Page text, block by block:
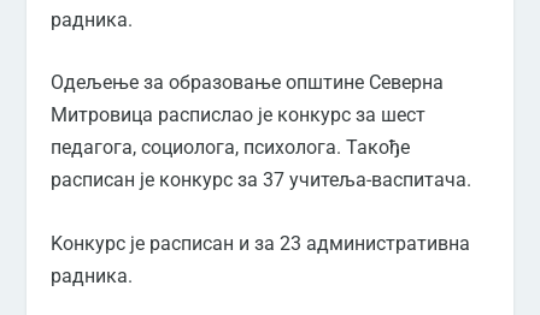
радника.
Одељење за образовање општине Северна
Митровица распислао је конкурс за шест
педагога, социолога, психолога. Такође
расписан је конкурс за 37 учитеља-васпитача.
Kонкурс је расписан и за 23 административна
радника.